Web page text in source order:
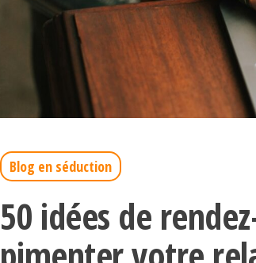
Blog en séduction
50 idées de